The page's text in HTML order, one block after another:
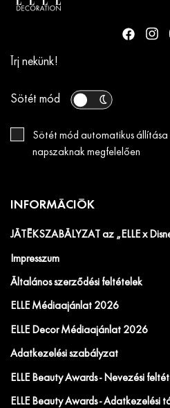
Írj nekünk!
Sötét mód
Sötét mód automatikus állítása
napszaknak megfelelően
INFORMÁCIÓK
JÁTÉKSZABÁLYZAT az „ELLE x
Impresszum
Általános szerződési feltételek
ELLE Médiaajánlat 2026
ELLE Decor Médiaajánlat 2026
Adatkezelési szabályzat
ELLE Beauty Awards - Nevezési
ELLE Beauty Awards - Adatkezelési